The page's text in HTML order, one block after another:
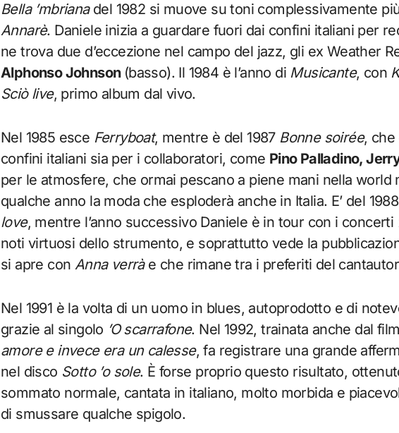
Bella ’mbrianadel 1982 si muove su toni complessivamente
Annarè. Daniele inizia a guardare fuori dai confini italiani per
ne trova due d’eccezione nel campo del jazz, gli ex Weather
Alphonso Johnson (basso). Il 1984 è l’anno di Musicante, con
Sciò live, primo album dal vivo.
Nel 1985 esce Ferryboat, mentre è del 1987 Bonne soirée, che
confini italiani sia per i collaboratori, come Pino Palladino,
per le atmosfere, che ormai pescano a piene mani nella world
qualche anno la moda che esploderà anche in Italia. E’ del
love, mentre l’anno successivo Daniele è in tour con i concerti
noti virtuosi dello strumento, e soprattutto vede la
si apre con Anna verràe che rimane tra i preferiti del
Nel 1991 è la volta di un uomo in blues, autoprodotto e di
grazie al singolo ’O scarrafone. Nel 1992, trainata anche dal
amore e invece era un calesse, fa registrare una grande
nel disco Sotto ’o sole. È forse proprio questo risultato,
sommato normale, cantata in italiano, molto morbida e
di smussare qualche spigolo.